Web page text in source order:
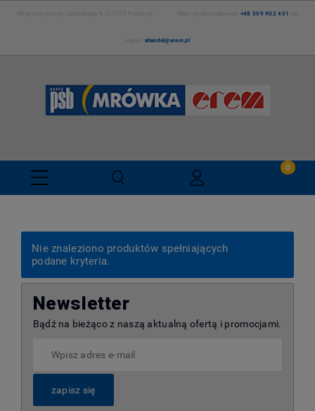
Sklep stacjonarny: Jasińskiego 9, 37-700 Przemyśl Masz pytania zadzwoń: +48 509 902 401
ehandel@erem.pl
Nie znaleziono produktów spełniających
podane kryteria.
Newsletter
Bądź na bieżąco z naszą aktualną ofertą i promocjami.
zapisz się